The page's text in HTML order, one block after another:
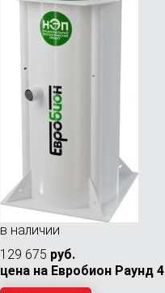
в наличии
129 675 руб.
цена на Евробион Раунд 4